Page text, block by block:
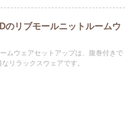
のリブモールニットルームウ
ムウェアセットアップは、腹巻付きで
リラックスウェアです。